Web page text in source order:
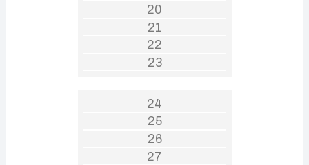
20
21
22
23
24
25
26
27